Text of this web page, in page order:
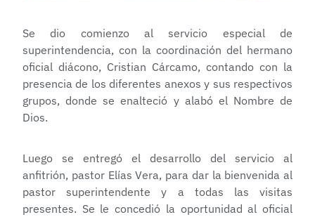
Se dio comienzo al servicio especial de
superintendencia, con la coordinación del hermano
oficial diácono, Cristian Cárcamo, contando con la
presencia de los diferentes anexos y sus respectivos
grupos, donde se enalteció y alabó el Nombre de
Dios.
Luego se entregó el desarrollo del servicio al
anfitrión, pastor Elías Vera, para dar la bienvenida al
pastor superintendente y a todas las visitas
presentes. Se le concedió la oportunidad al oficial